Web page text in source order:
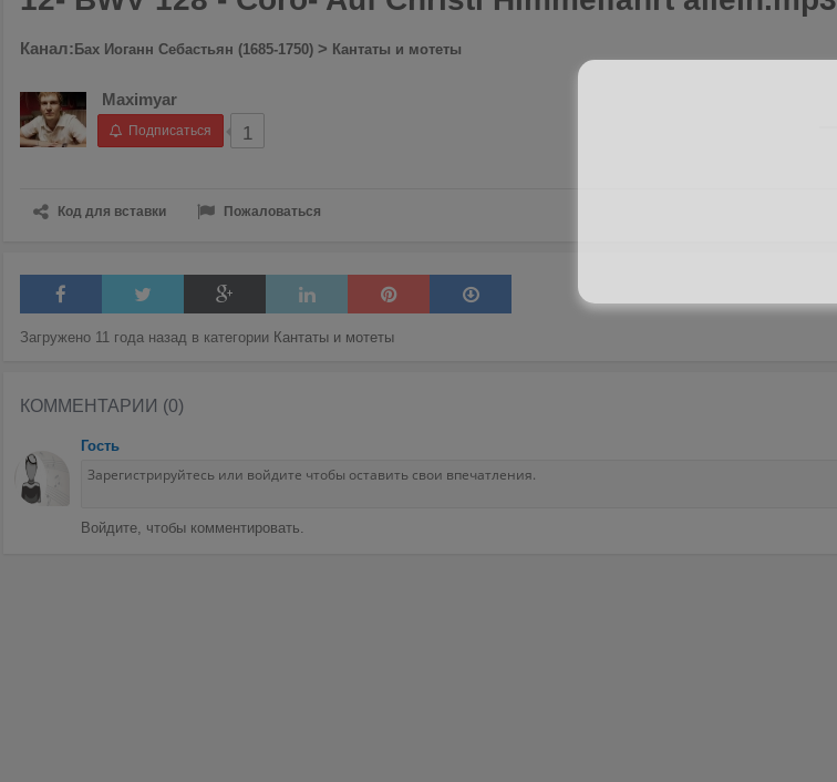
Канал: Бах Иоганн Себастьян (1685-1750) > Кантаты и мотеты
Maximyar
Подписаться 1
Код для вставки Пожаловаться
Загружено 11 года назад в категории Кантаты и мотеты
КОММЕНТАРИИ (0)
Гость
Войдите, чтобы комментировать.